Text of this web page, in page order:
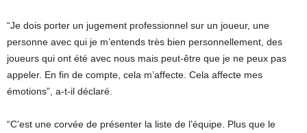
“Je dois porter un jugement professionnel sur un joueur, une
personne avec qui je m’entends très bien personnellement, des
joueurs qui ont été avec nous mais peut-être que je ne peux pas
appeler. En fin de compte, cela m’affecte. Cela affecte mes
émotions”, a-t-il déclaré.
“C’est une corvée de présenter la liste de l’équipe. Plus que le